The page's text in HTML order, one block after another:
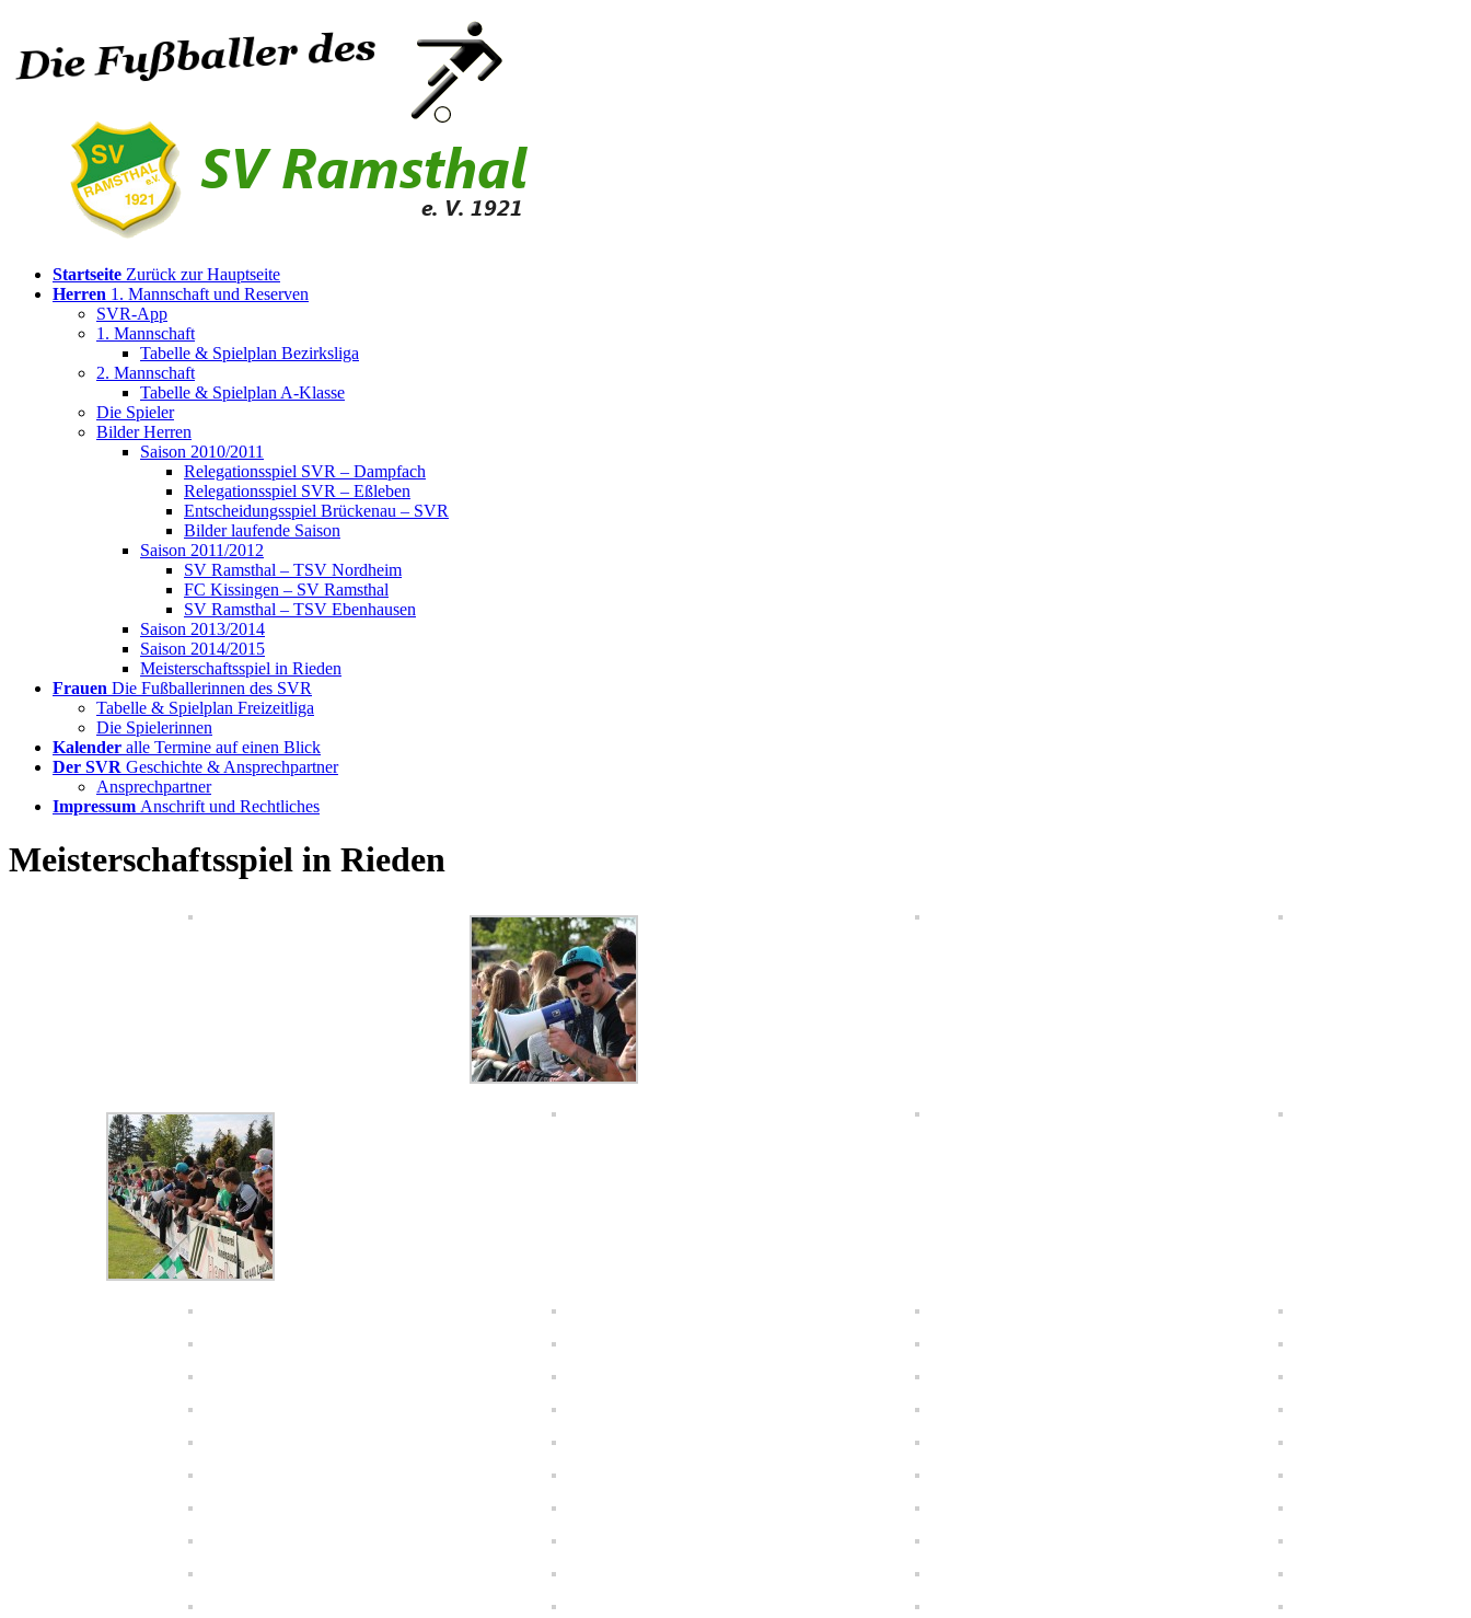
Startseite Zurück zur Hauptseite
Herren 1. Mannschaft und Reserven
SVR-App
1. Mannschaft
Tabelle & Spielplan Bezirksliga
2. Mannschaft
Tabelle & Spielplan A-Klasse
Die Spieler
Bilder Herren
Saison 2010/2011
Relegationsspiel SVR – Dampfach
Relegationsspiel SVR – Eßleben
Entscheidungsspiel Brückenau – SVR
Bilder laufende Saison
Saison 2011/2012
SV Ramsthal – TSV Nordheim
FC Kissingen – SV Ramsthal
SV Ramsthal – TSV Ebenhausen
Saison 2013/2014
Saison 2014/2015
Meisterschaftsspiel in Rieden
Frauen Die Fußballerinnen des SVR
Tabelle & Spielplan Freizeitliga
Die Spielerinnen
Kalender alle Termine auf einen Blick
Der SVR Geschichte & Ansprechpartner
Ansprechpartner
Impressum Anschrift und Rechtliches
Meisterschaftsspiel in Rieden